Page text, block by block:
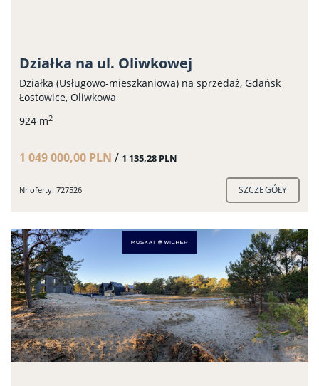
Działka na ul. Oliwkowej
Działka (Usługowo-mieszkaniowa) na sprzedaż, Gdańsk
Łostowice, Oliwkowa
924 m2
1 049 000,00 PLN / 1 135,28 PLN
Nr oferty: 727526 SZCZEGÓŁY